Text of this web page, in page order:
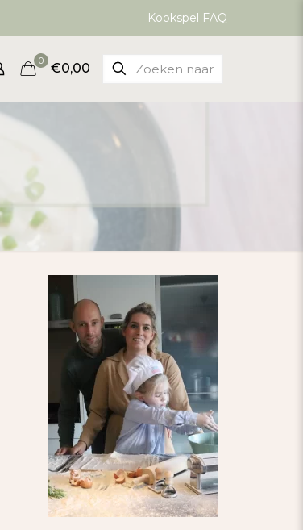
Kookspel FAQ
0 €0,00